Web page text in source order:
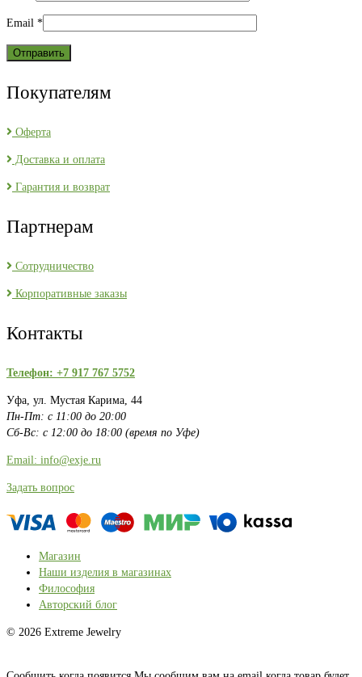
Email *
Покупателям
Оферта
Доставка и оплата
Гарантия и возврат
Партнерам
Сотрудничество
Корпоративные заказы
Контакты
Телефон: +7 917 767 5752
Уфа, ул. Мустая Карима, 44
Пн-Пт: с 11:00 до 20:00
Сб-Вс: с 12:00 до 18:00 (время по Уфе)
Email: info@exje.ru
Задать вопрос
Магазин
Наши изделия в магазинах
Философия
Авторский блог
© 2026 Extreme Jewelry